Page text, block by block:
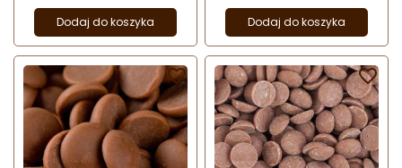
Dodaj do koszyka Dodaj do koszyka
 